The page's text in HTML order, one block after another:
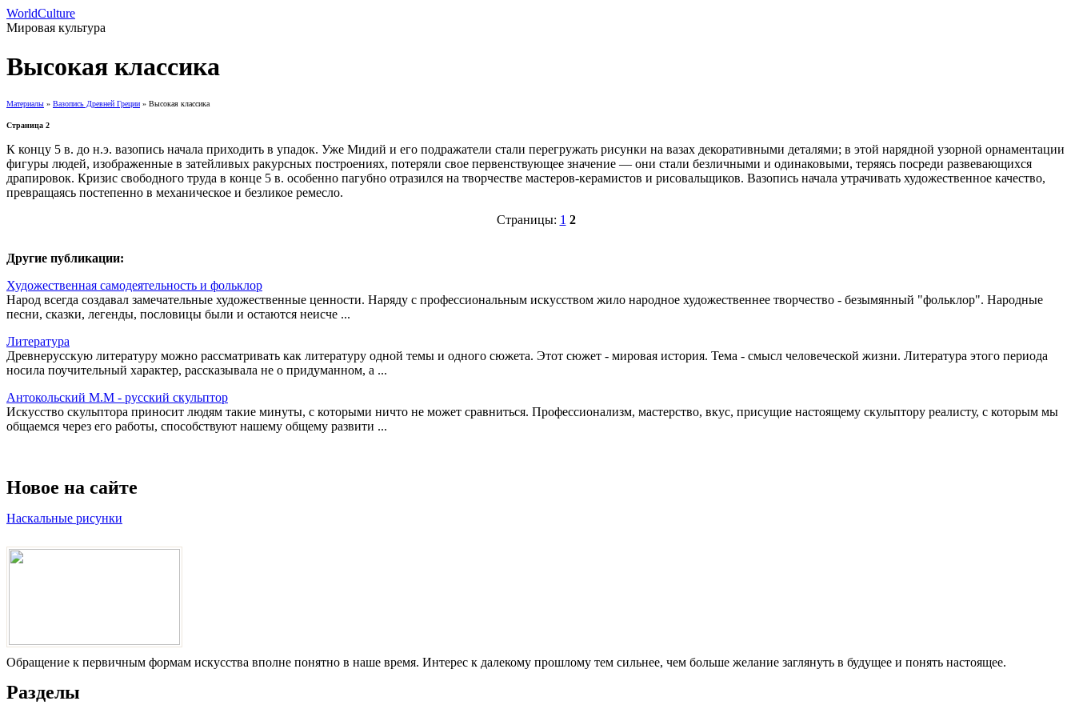
WorldCulture
Мировая культура
Высокая классика
Материалы » Вазопись Древней Греции » Высокая классика
Страница 2
К концу 5 в. до н.э. вазопись начала приходить в упадок. Уже Мидий и его подражатели стали перегружать рисунки на вазах декоративными деталями; в этой нарядной узорной орнаментации
фигуры людей, изображенные в затейливых ракурсных построениях, потеряли свое первенствующее значение — они стали безличными и одинаковыми, теряясь посреди развевающихся
драпировок. Кризис свободного труда в конце 5 в. особенно пагубно отразился на творчестве мастеров-керамистов и рисовальщиков. Вазопись начала утрачивать художественное качество,
превращаясь постепенно в механическое и безликое ремесло.
Страницы: 1 2
Другие публикации:
Художественная самодеятельность и фольклор
Народ всегда создавал замечательные художественные ценности. Наряду с профессиональным искусством жило народное художественнее творчество - безымянный "фольклор". Народные
песни, сказки, легенды, пословицы были и остаются неисче ...
Литература
Древнерусскую литературу можно рассматривать как литературу одной темы и одного сюжета. Этот сюжет - мировая история. Тема - смысл человеческой жизни. Литература этого периода
носила поучительный характер, рассказывала не о придуманном, а ...
Антокольский М.М - русский скульптор
Искусство скульптора приносит людям такие минуты, с которыми ничто не может сравниться. Профессионализм, мастерство, вкус, присущие настоящему скульптору реалисту, с которым мы
общаемся через его работы, способствуют нашему общему развити ...
Новое на сайте
Наскальные рисунки
Обращение к первичным формам искусства вполне понятно в наше время. Интерес к далекому прошлому тем сильнее, чем больше желание заглянуть в будущее и понять настоящее.
Разделы